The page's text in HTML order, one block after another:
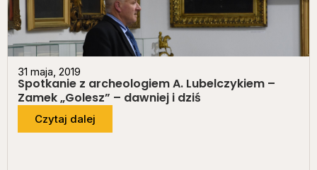
31 maja, 2019
Spotkanie z archeologiem A. Lubelczykiem –
Zamek „Golesz” – dawniej i dziś
Czytaj dalej